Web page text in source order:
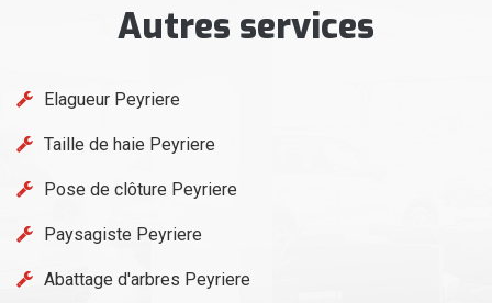
Autres services
Elagueur Peyriere
Taille de haie Peyriere
Pose de clôture Peyriere
Paysagiste Peyriere
Abattage d'arbres Peyriere